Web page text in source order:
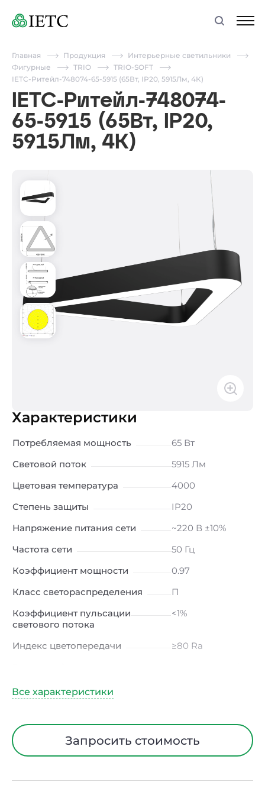
Главная Продукция
Интерьерные светильники
Фигурные
TRIO
TRIO-SOFT
IETC-Ритейл-748074-65-5915 (65Вт, IP20, 5915Лм, 4К)
IETC-Ритейл-748074-
65-5915 (65Вт, IP20,
5915Лм, 4К)
Характеристики
Потребляемая мощность
65 Вт
Световой поток
5915 Лм
Цветовая температура
4000
Степень защиты
IP20
Напряжение питания сети
~220 В ±10%
Частота сети
50 Гц
Коэффициент мощности
0.97
Класс светораспределения
П
Коэффициент пульсации
светового потока
<1%
Индекс цветопередачи
≥80 Ra
Угол рассеивания
Диапазон рабочих
температурЗапросить стоимость